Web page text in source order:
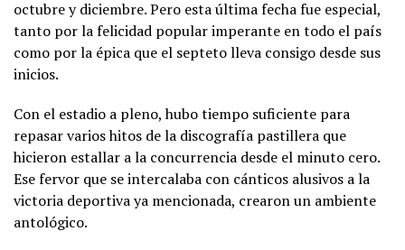
octubre y diciembre. Pero esta última fecha fue especial,
tanto por la felicidad popular imperante en todo el país
como por la épica que el septeto lleva consigo desde sus
inicios.
Con el estadio a pleno, hubo tiempo suficiente para
repasar varios hitos de la discografía pastillera que
hicieron estallar a la concurrencia desde el minuto cero.
Ese fervor que se intercalaba con cánticos alusivos a la
victoria deportiva ya mencionada, crearon un ambiente
antológico.